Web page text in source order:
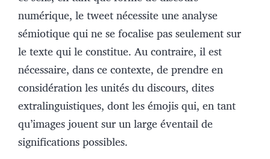
numérique, le tweet nécessite une analyse
sémiotique qui ne se focalise pas seulement sur
le texte qui le constitue. Au contraire, il est
nécessaire, dans ce contexte, de prendre en
considération les unités du discours, dites
extralinguistiques, dont les émojis qui, en tant
qu’images jouent sur un large éventail de
significations possibles.